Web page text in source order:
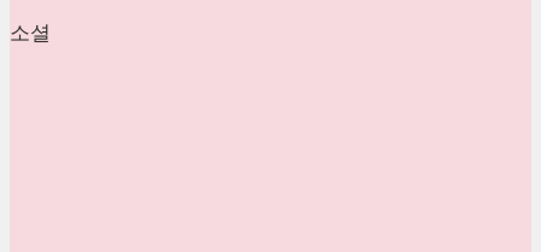
소셜